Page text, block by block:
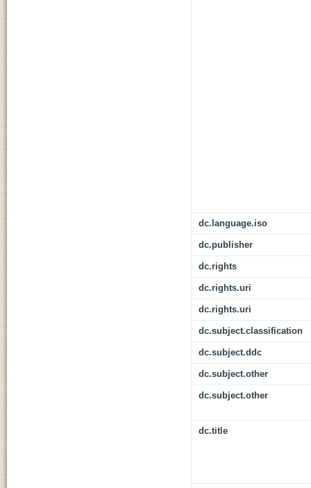
dc.language.iso
dc.publisher
dc.rights
dc.rights.uri
dc.rights.uri
dc.subject.classification
dc.subject.ddc
dc.subject.other
dc.subject.other
dc.title